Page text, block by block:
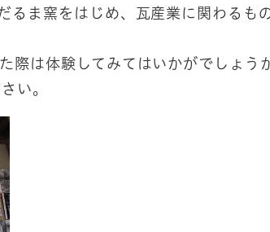
ま窯をはじめ、瓦産業に関わるも
は体験してみてはいかがでしょう
い。